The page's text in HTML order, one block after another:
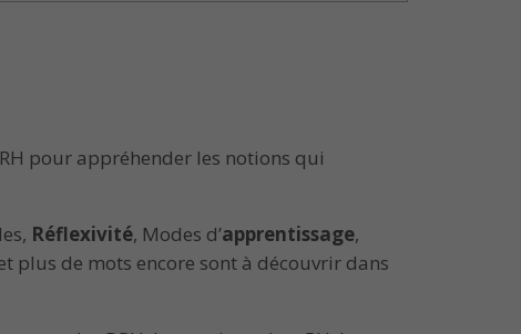
pour appréhender les notions qui
Réflexivité, Modes d’apprentissage,
plus de mots encore sont à découvrir dans